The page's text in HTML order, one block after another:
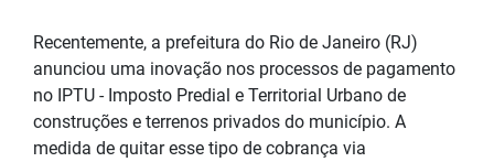
Recentemente, a prefeitura do Rio de Janeiro (RJ)
anunciou uma inovação nos processos de pagamento
no IPTU - Imposto Predial e Territorial Urbano de
construções e terrenos privados do município. A
medida de quitar esse tipo de cobrança via